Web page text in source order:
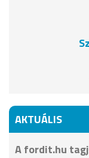
AKTUÁLIS
A fordit.hu